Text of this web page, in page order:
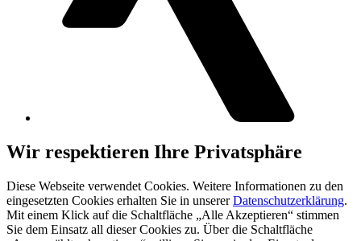
Wir respektieren Ihre Privatsphäre
Diese Webseite verwendet Cookies. Weitere Informationen zu den
eingesetzten Cookies erhalten Sie in unsererDatenschutzerklärung.
Mit einem Klick auf die Schaltfläche „Alle Akzeptieren“ stimmen
Sie dem Einsatz all dieser Cookies zu. Über die Schaltfläche